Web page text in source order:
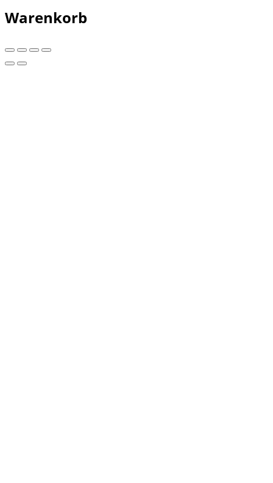
Warenkorb